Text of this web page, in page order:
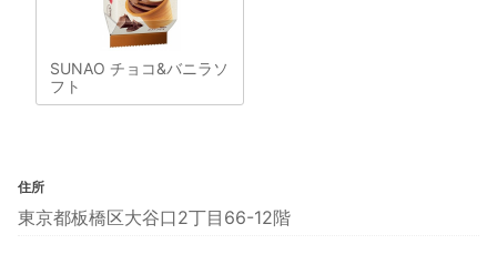
SUNAO チョコ&バニラソ
フト
住所
東京都板橋区大谷口2丁目66-12階